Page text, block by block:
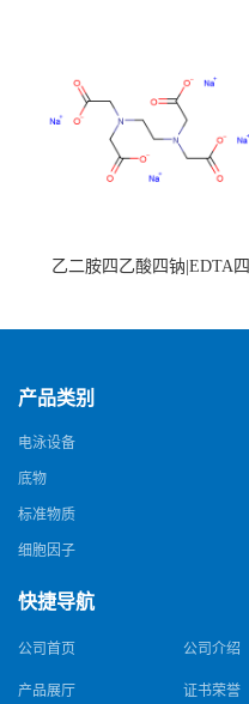
乙二胺四乙酸四钠|EDTA四
产品类别
电泳设备
底物
标准物质
细胞因子
快捷导航
公司首页 公司介绍
产品展厅 证书荣誉